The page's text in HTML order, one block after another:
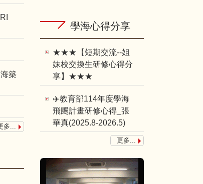
築
多...
學海心得分享
★★★【短期交流--姐
妹校交換生研修心得分
享】★★★
✈️教育部114年度學海
飛颺計畫研修心得_張
華真(2025.8-2026.5)
更多...